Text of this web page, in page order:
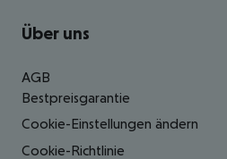
Footer navigation
Über uns
AGB
Bestpreisgarantie
Cookie-Einstellungen ändern
Cookie-Richtlinie